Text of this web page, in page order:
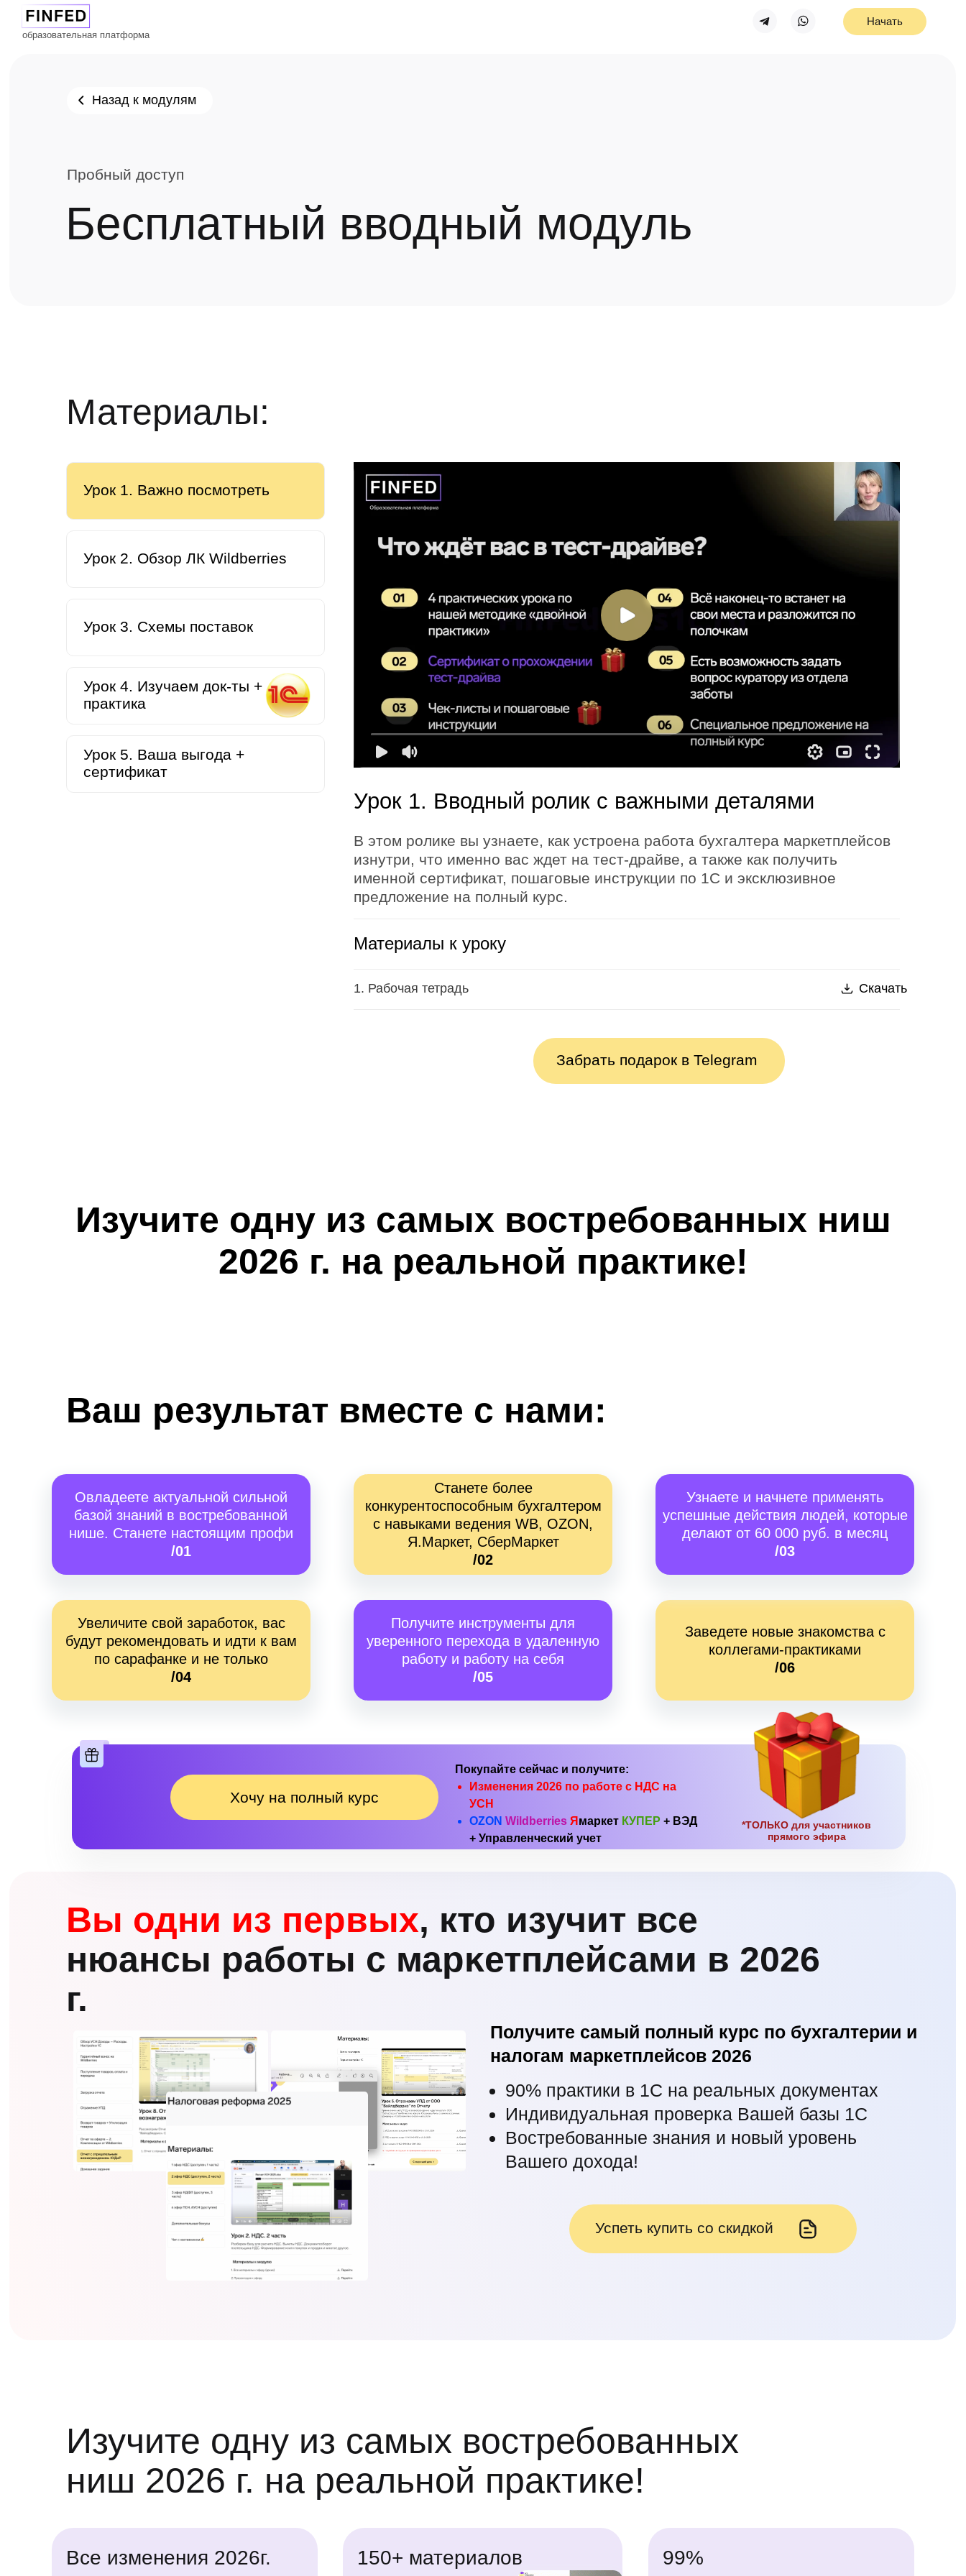
образовательная платформа
Начать
Бесплатный вводный модуль
Назад к модулям
Пробный доступ
Материалы:
Забрать подарок в Telegram
Скачать
1. Рабочая тетрадь
Материалы к уроку
В этом ролике вы узнаете, как устроена работа бухгалтера маркетплейсов
изнутри, что именно вас ждет на тест-драйве, а также как получить
именной сертификат, пошаговые инструкции по 1С и эксклюзивное
предложение на полный курс.
Урок 1. Вводный ролик с важными деталями
Урок 5. Ваша выгода +
сертификат
Урок 4. Изучаем док-ты +
практика
Урок 3. Схемы поставок
Урок 2. Обзор ЛК Wildberries
Урок 1. Важно посмотреть
Изучите одну из самых востребованных ниш
2026 г. на реальной практике!
Узнаете и начнете применять
успешные действия людей, которые
делают от 60 000 руб. в месяц
/03
Станете более
конкурентоспособным бухгалтером
с навыками ведения WB, OZON,
Я.Маркет, СберМаркет
/02
Увеличите свой заработок, вас
будут рекомендовать и идти к вам
по сарафанке и не только
/04
Овладеете актуальной сильной
базой знаний в востребованной
нише. Станете настоящим профи
/01
Заведете новые знакомства с
коллегами-практиками
/06
Получите инструменты для
уверенного перехода в удаленную
работу и работу на себя
/05
*ТОЛЬКО для участников
прямого эфира
Хочу на полный курс
Ваш результат вместе с нами:
Покупайте сейчас и получите:
Изменения 2026 по работе с НДС на
УСН
OZON Wildberries Я маркет КУПЕР + ВЭД
+ Управленческий учет
Вы одни из первых, кто изучит все
нюансы работы с марĸетплейсами в 2026
г.
90% практики в 1С на реальных документах
Индивидуальная проверка Вашей базы 1С
Востребованные знания и новый уровень
Вашего дохода!
Получите самый полный курс по бухгалтерии и
налогам маркетплейсов 2026
Успеть купить со скидкой
Изучите одну из самых востребованных
ниш 2026 г. на реальной практике!
Все изменения 2026г. 99%
150+ материалов